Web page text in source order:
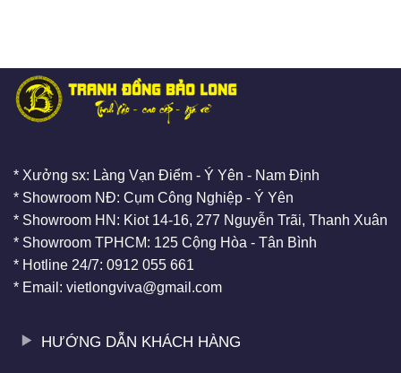
* Xưởng sx: Làng Vạn Điểm - Ý Yên - Nam Định
* Showroom NĐ: Cụm Công Nghiệp - Ý Yên
* Showroom HN: Kiot 14-16, 277 Nguyễn Trãi, Thanh Xuân
* Showroom TPHCM: 125 Cộng Hòa - Tân Bình
* Hotline 24/7: 0912 055 661
* Email: vietlongviva@gmail.com
HƯỚNG DẪN KHÁCH HÀNG